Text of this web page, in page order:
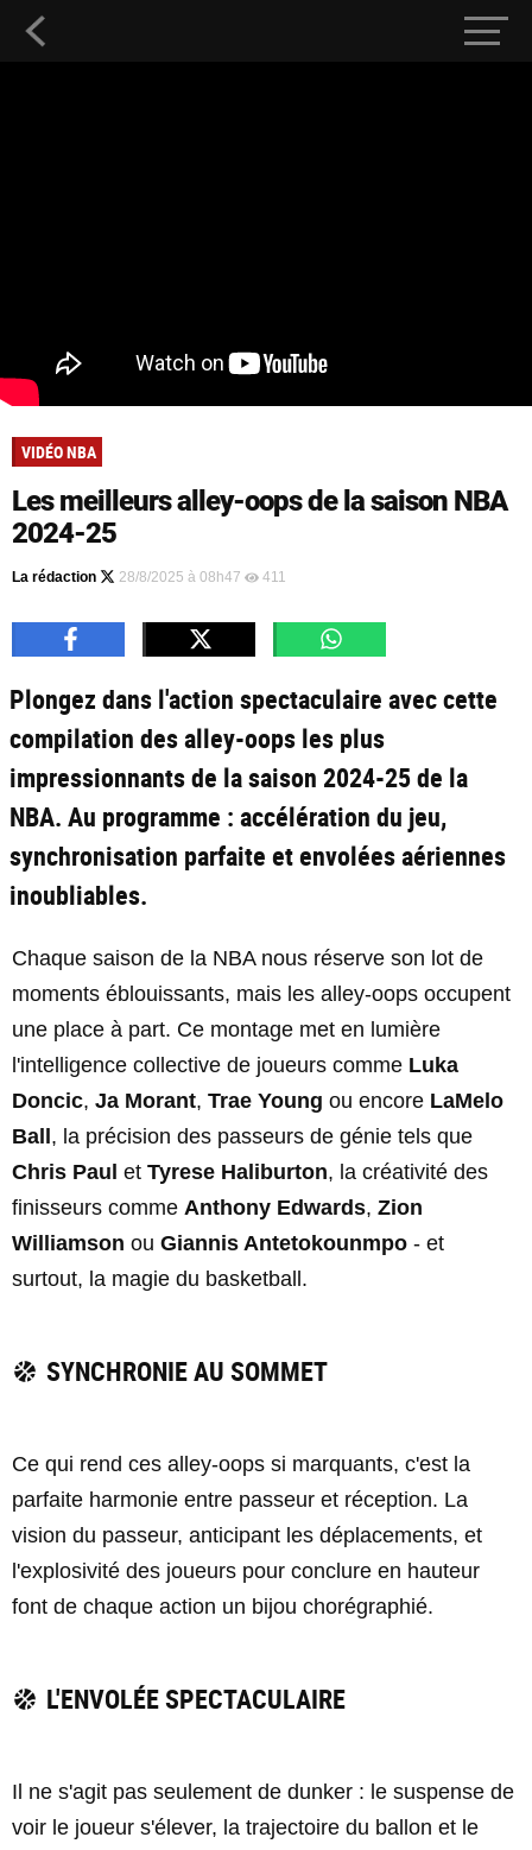
VIDÉO NBA
Les meilleurs alley-oops de la saison NBA
2024-25
La rédaction 28/8/2025 à 08h47 411
Plongez dans l'action spectaculaire avec cette
compilation des alley-oops les plus
impressionnants de la saison 2024-25 de la
NBA. Au programme : accélération du jeu,
synchronisation parfaite et envolées aériennes
inoubliables.
Chaque saison de la NBA nous réserve son lot de
moments éblouissants, mais les alley-oops occupent
une place à part. Ce montage met en lumière
l'intelligence collective de joueurs comme Luka
Doncic, Ja Morant, Trae Young ou encore LaMelo
Ball , la précision des passeurs de génie tels que
Chris Paul et Tyrese Haliburton, la créativité des
finisseurs comme Anthony Edwards, Zion
Williamson ou Giannis Antetokounmpo - et
surtout, la magie du basketball.
SYNCHRONIE AU SOMMET
Ce qui rend ces alley-oops si marquants, c'est la
parfaite harmonie entre passeur et réception. La
vision du passeur, anticipant les déplacements, et
l'explosivité des joueurs pour conclure en hauteur
font de chaque action un bijou chorégraphié.
L'ENVOLÉE SPECTACULAIRE
Il ne s'agit pas seulement de dunker : le suspense de
voir le joueur s'élever, la trajectoire du ballon et le